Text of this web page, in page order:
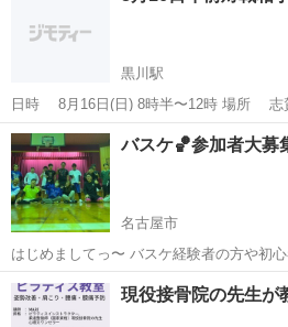
黒川駅
日時 8月16日(日) 8時半〜12時 場所 志賀公園野球場 試合ルール
7イニング制（状況によってエキシビションもOK） DH
ちok） 守備交代自
愛知 名古屋市 黒川駅 スポーツ
バスケ🏀参加者大募
名古屋市
はじめましてっ〜 バスケ経験者の方や初心者の方や運動不足解消した
い方や みんなでワイワイ楽しみたい方や
加してください🙃 ⚠️必ず最後までお読み頂いた上で、ご連絡お願いし
ます⚠️ はじめに軽く...
愛知 名古屋市 スポーツ バスケ
現役接骨院の先生が